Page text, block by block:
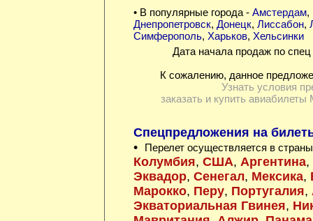
• В популярные города - Амстердам,
Днепропетровск, Донецк, Лиссабон,
Симферополь, Харьков, Хельсинки
Дата начала продаж по
К сожалению, данное
Узнать условия
заказать и купить
Спецпредложения на
•
Перелет осуществляется в
Колумбия, США, Аргентина,
Эквадор, Сенегал, Мексика,
Марокко, Перу, Португалия,
Экваториальная Гвинея,